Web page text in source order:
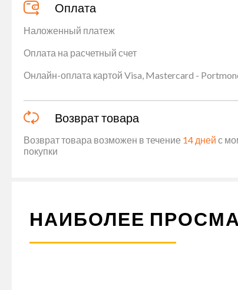
Оплата
Наложенный платеж
Оплата на расчетный счет
Онлайн-оплата картой Visa, Mastercard -
Возврат товара
Возврат товара возможен в течение 14 дней с
покупки
НАИБОЛЕЕ